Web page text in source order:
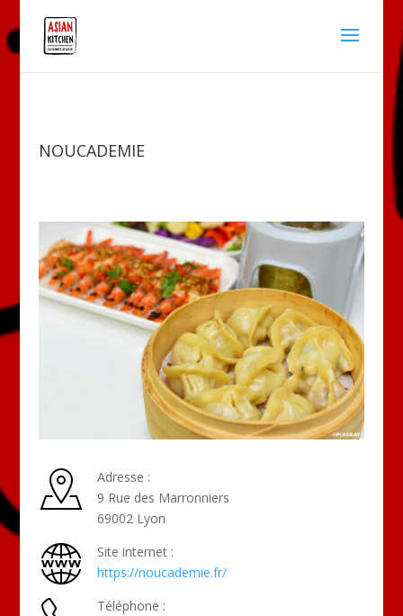
NOUCADEMIE
Adresse :
9 Rue des Marronniers
69002 Lyon
Site internet :
https://noucademie.fr/
Téléphone :